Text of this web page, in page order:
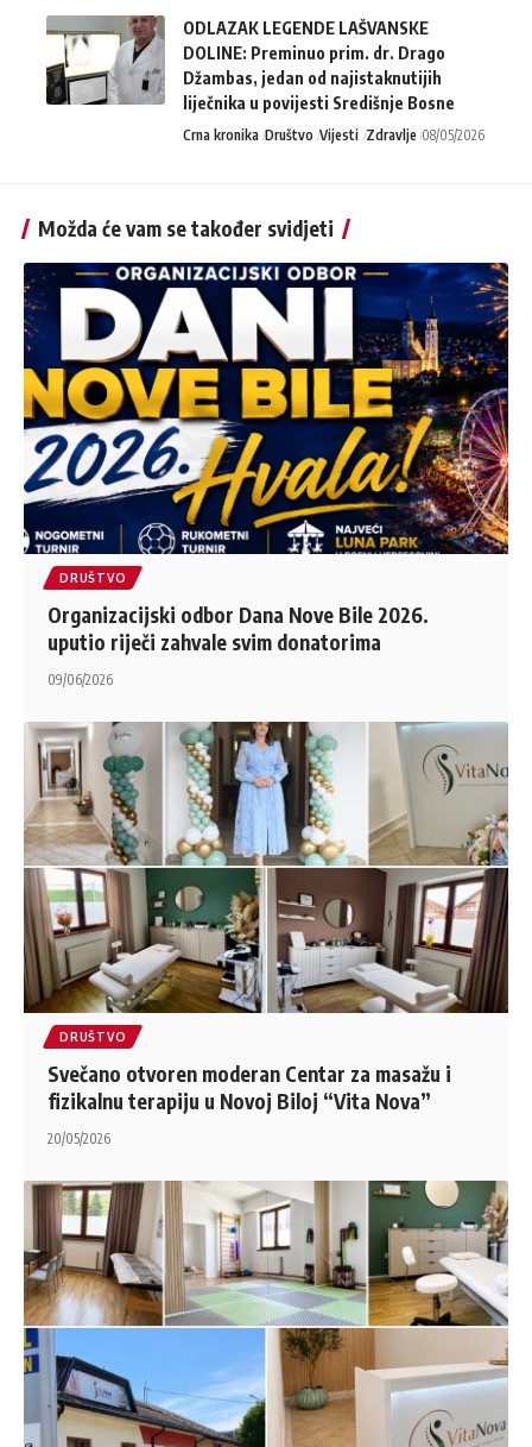
ODLAZAK LEGENDE LAŠVANSKE
DOLINE: Preminuo prim. dr. Drago
Džambas, jedan od najistaknutijih
liječnika u povijesti Središnje Bosne
Crna kronika Društvo Vijesti Zdravlje 08/05/2026
Možda će vam se također svidjeti
DRUŠTVO
Organizacijski odbor Dana Nove Bile 2026.
uputio riječi zahvale svim donatorima
09/06/2026
DRUŠTVO
Svečano otvoren moderan Centar za masažu i
fizikalnu terapiju u Novoj Biloj “Vita Nova”
20/05/2026